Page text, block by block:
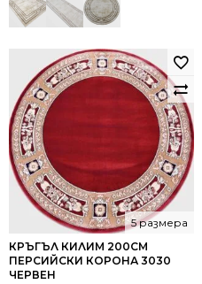
КРЪГЪЛ КИЛИМ 200СМ
ПЕРСИЙСКИ КОРОНА 3030
ЧЕРВЕН
5 размера